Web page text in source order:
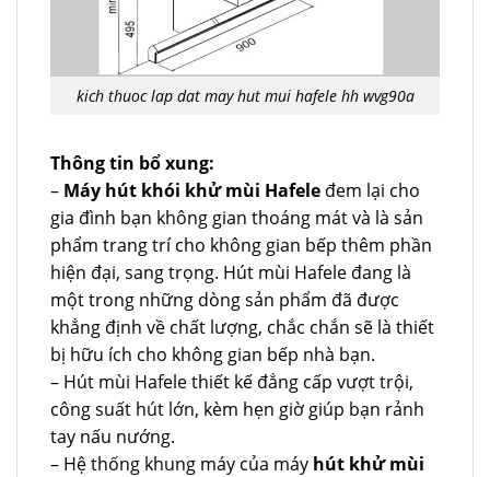
kich thuoc lap dat may hut mui hafele hh wvg90a
Thông tin bổ xung:
– Máy hút khói khử mùi Hafele đem lại cho
gia đình bạn không gian thoáng mát và là sản
phẩm trang trí cho không gian bếp thêm phần
hiện đại, sang trọng. Hút mùi Hafele đang là
một trong những dòng sản phẩm đã được
khẳng định về chất lượng, chắc chắn sẽ là thiết
bị hữu ích cho không gian bếp nhà bạn.
– Hút mùi Hafele thiết kế đẳng cấp vượt trội,
công suất hút lớn, kèm hẹn giờ giúp bạn rảnh
tay nấu nướng.
– Hệ thống khung máy của máy hút khử mùi